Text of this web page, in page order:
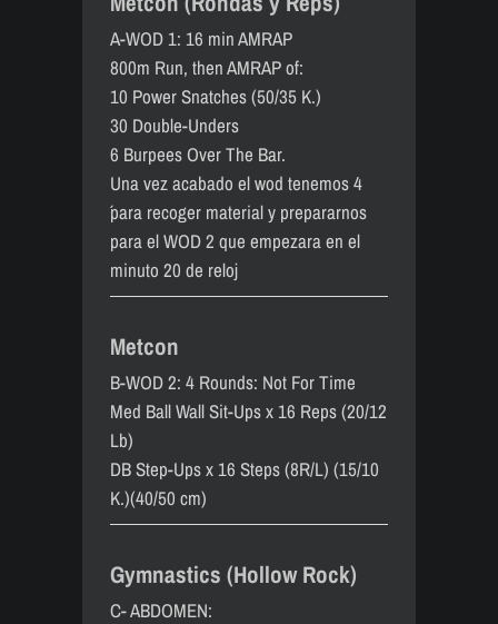
A-WOD 1: 16 min AMRAP
800m Run, then AMRAP of:
10 Power Snatches (50/35 K.)
30 Double-Unders
6 Burpees Over The Bar.
Una vez acabado el wod tenemos 4
´para recoger material y prepararnos
para el WOD 2 que empezara en el
minuto 20 de reloj
Metcon
B-WOD 2: 4 Rounds: Not For Time
Med Ball Wall Sit-Ups x 16 Reps (20/12
Lb)
DB Step-Ups x 16 Steps (8R/L) (15/10
K.)(40/50 cm)
Gymnastics (Hollow Rock)
C- ABDOMEN: